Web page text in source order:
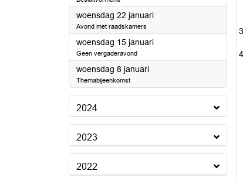
woensdag 22 januari2025
Avond met raadskamers
woensdag 15 januari2025
Geen vergaderavond
woensdag 8 januari2025
Themabijeenkomst
2024
2023
2022